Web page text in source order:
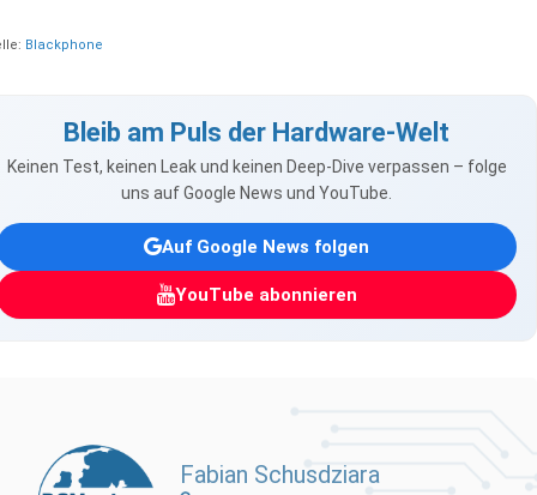
Blackphone
Bleib am Puls der Hardware-Welt
Keinen Test, keinen Leak und keinen Deep-Dive verpassen – folge
uns auf Google News und YouTube.
Auf Google News folgen
YouTube abonnieren
Fabian Schusdziara